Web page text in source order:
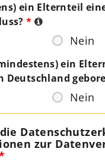
ein Elternteil
*
Nein
ein
Deutschland
Nein
zur